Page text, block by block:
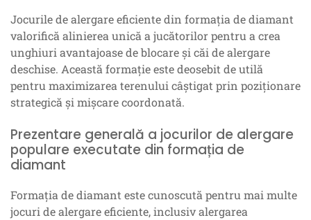
Jocurile de alergare eficiente din formația de diamant
valorifică alinierea unică a jucătorilor pentru a crea
unghiuri avantajoase de blocare și căi de alergare
deschise. Această formație este deosebit de utilă
pentru maximizarea terenului câștigat prin poziționare
strategică și mișcare coordonată.
Prezentare generală a jocurilor de alergare
populare executate din formația de
diamant
Formația de diamant este cunoscută pentru mai multe
jocuri de alergare eficiente, inclusiv alergarea